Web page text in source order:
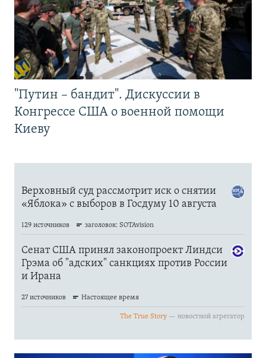
"Путин – бандит". Дискуссии в
Конгрессе США о военной помощи
Киеву